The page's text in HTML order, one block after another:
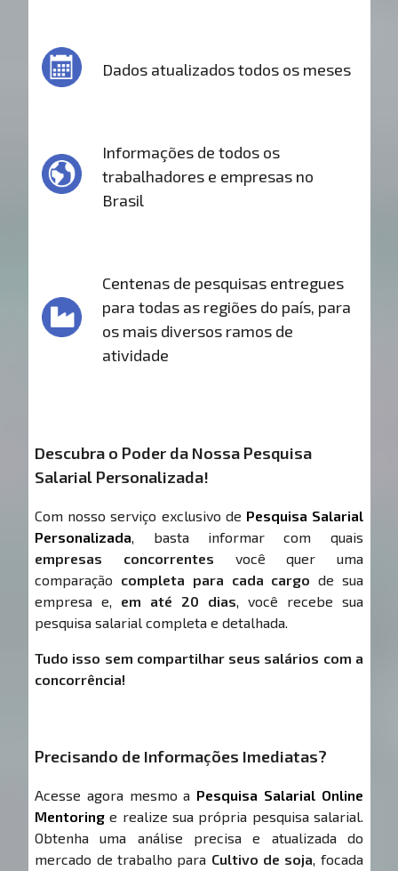
Dados atualizados todos os meses
Informações de todos os
trabalhadores e empresas no
Brasil
Centenas de pesquisas entregues
para todas as regiões do país, para
os mais diversos ramos de
atividade
Descubra o Poder da Nossa Pesquisa
Salarial Personalizada!
Com nosso serviço exclusivo de Pesquisa Salarial
Personalizada, basta informar com quais
empresas concorrentes você quer uma
comparação completa para cada cargo de sua
empresa e, em até 20 dias, você recebe sua
pesquisa salarial completa e detalhada.
Tudo isso sem compartilhar seus salários com a
concorrência!
Precisando de Informações Imediatas?
Acesse agora mesmo a Pesquisa Salarial Online
Mentoring e realize sua própria pesquisa salarial.
Obtenha uma análise precisa e atualizada do
mercado de trabalho para Cultivo de soja, focada